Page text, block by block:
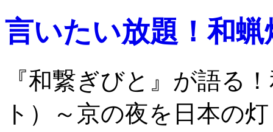
言いたい放題！和蝋
『和繋ぎびと』が語る
ト）～京の夜を日本の